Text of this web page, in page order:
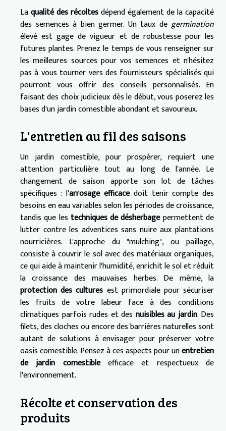
Laqualité des récoltesdépend également de la capacité
des semences à bien germer. Un taux de germination
élevé est gage de vigueur et de robustesse pour les
futures plantes. Prenez le temps de vous renseigner sur
les meilleures sources pour vos semences et n'hésitez
pas à vous tourner vers des fournisseurs spécialisés qui
pourront vous offrir des conseils personnalisés. En
faisant des choix judicieux dès le début, vous poserez les
bases d'un jardin comestible abondant et savoureux.
L'entretien au fil des saisons
Un jardin comestible, pour prospérer, requiert une
attention particulière tout au long de l'année. Le
changement de saison apporte son lot de tâches
spécifiques : l'arrosage efficacedoit tenir compte des
besoins en eau variables selon les périodes de croissance,
tandis que les techniques de désherbagepermettent de
lutter contre les adventices sans nuire aux plantations
nourricières. L'approche du "mulching", ou paillage,
consiste à couvrir le sol avec des matériaux organiques,
ce qui aide à maintenir l'humidité, enrichit le sol et réduit
la croissance des mauvaises herbes. De même, la
protection des cultures est primordiale pour sécuriser
les fruits de votre labeur face à des conditions
climatiques parfois rudes et des nuisibles au jardin. Des
filets, des cloches ou encore des barrières naturelles sont
autant de solutions à envisager pour préserver votre
oasis comestible. Pensez à ces aspects pour unentretien
de jardin comestibleefficace et respectueux de
l'environnement.
Récolte et conservation des
produits